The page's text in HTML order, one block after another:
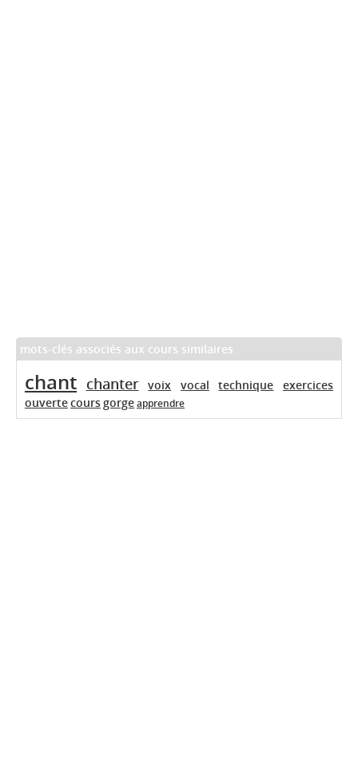
mots-clés associés aux cours similaires
chant chanter voix vocal technique
exercices
ouvertecoursgorgeapprendre